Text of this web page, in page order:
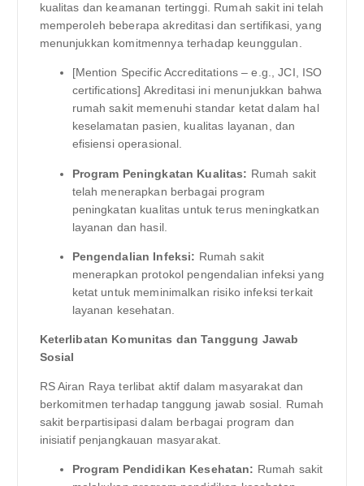
kualitas dan keamanan tertinggi. Rumah sakit ini telah
memperoleh beberapa akreditasi dan sertifikasi, yang
menunjukkan komitmennya terhadap keunggulan.
[Mention Specific Accreditations – e.g., JCI, ISO
certifications] Akreditasi ini menunjukkan bahwa
rumah sakit memenuhi standar ketat dalam hal
keselamatan pasien, kualitas layanan, dan
efisiensi operasional.
Program Peningkatan Kualitas: Rumah sakit
telah menerapkan berbagai program
peningkatan kualitas untuk terus meningkatkan
layanan dan hasil.
Pengendalian Infeksi: Rumah sakit
menerapkan protokol pengendalian infeksi yang
ketat untuk meminimalkan risiko infeksi terkait
layanan kesehatan.
Keterlibatan Komunitas dan Tanggung Jawab
Sosial
RS Airan Raya terlibat aktif dalam masyarakat dan
berkomitmen terhadap tanggung jawab sosial. Rumah
sakit berpartisipasi dalam berbagai program dan
inisiatif penjangkauan masyarakat.
Program Pendidikan Kesehatan: Rumah sakit